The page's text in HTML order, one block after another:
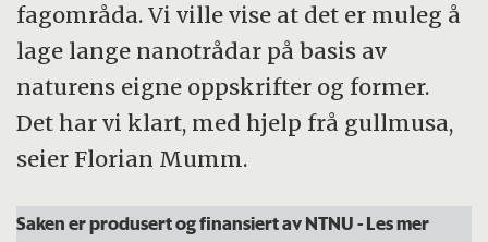
fagområda. Vi ville vise at det er muleg å
lage lange nanotrådar på basis av
naturens eigne oppskrifter og former.
Det har vi klart, med hjelp frå gullmusa,
seier Florian Mumm.
Saken er produsert og finansiert av NTNU- Les mer